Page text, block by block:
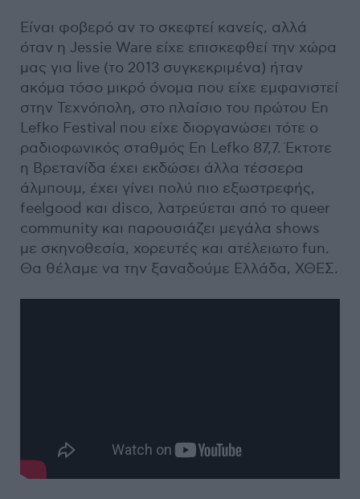
Είναι φοβερό αν το σκεφτεί κανείς, αλλά
όταν η Jessie Ware είχε επισκεφθεί την χώρα
μας για live (το 2013 συγκεκριμένα) ήταν
ακόμα τόσο μικρό όνομα που είχε εμφανιστεί
στην Τεχνόπολη, στο πλαίσιο του πρώτου En
Lefko Festival που είχε διοργανώσει τότε ο
ραδιοφωνικός σταθμός En Lefko 87,7. Έκτοτε
η Βρετανίδα έχει εκδώσει άλλα τέσσερα
άλμπουμ, έχει γίνει πολύ πιο εξωστρεφής,
feelgood και disco, λατρεύεται από το queer
community και παρουσιάζει μεγάλα shows
με σκηνοθεσία, χορευτές και ατέλειωτο fun.
Θα θέλαμε να την ξαναδούμε Ελλάδα, ΧΘΕΣ.